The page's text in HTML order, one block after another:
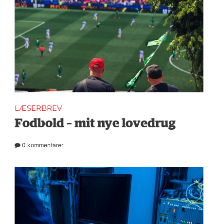
LÆSERBREV
Fodbold – mit nye lovedrug
0 kommentarer